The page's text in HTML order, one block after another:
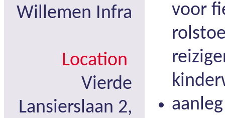
Willemen Infra
Location
Vierde
Lansierslaan 2,
voor